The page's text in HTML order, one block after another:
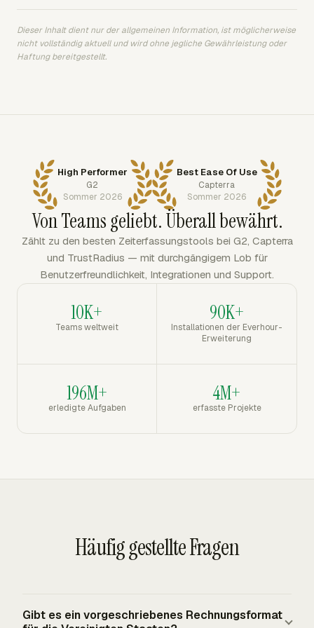
Dieser Inhalt dient nur der allgemeinen Information, ist möglicherweise
nicht vollständig aktuell und wird ohne jegliche Gewährleistung oder
Haftung bereitgestellt.
High Performer
G2
Sommer 2026
Best Ease Of Use
Capterra
Sommer 2026
Von Teams geliebt. Überall bewährt.
Zählt zu den besten Zeiterfassungstools bei G2, Capterra
und TrustRadius — mit durchgängigem Lob für
Benutzerfreundlichkeit, Integrationen und Support.
10K+
Teams weltweit
90K+
Installationen der Everhour-
Erweiterung
196M+
erledigte Aufgaben
4M+
erfasste Projekte
Häufig gestellte Fragen
Gibt es ein vorgeschriebenes Rechnungsformat